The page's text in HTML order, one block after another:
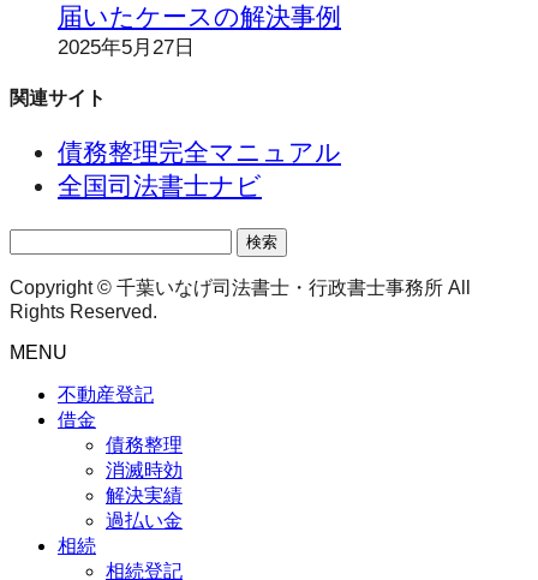
届いたケースの解決事例
2025年5月27日
関連サイト
債務整理完全マニュアル
全国司法書士ナビ
Copyright © 千葉いなげ司法書士・行政書士事務所 All
Rights Reserved.
MENU
不動産登記
借金
債務整理
消滅時効
解決実績
過払い金
相続
相続登記